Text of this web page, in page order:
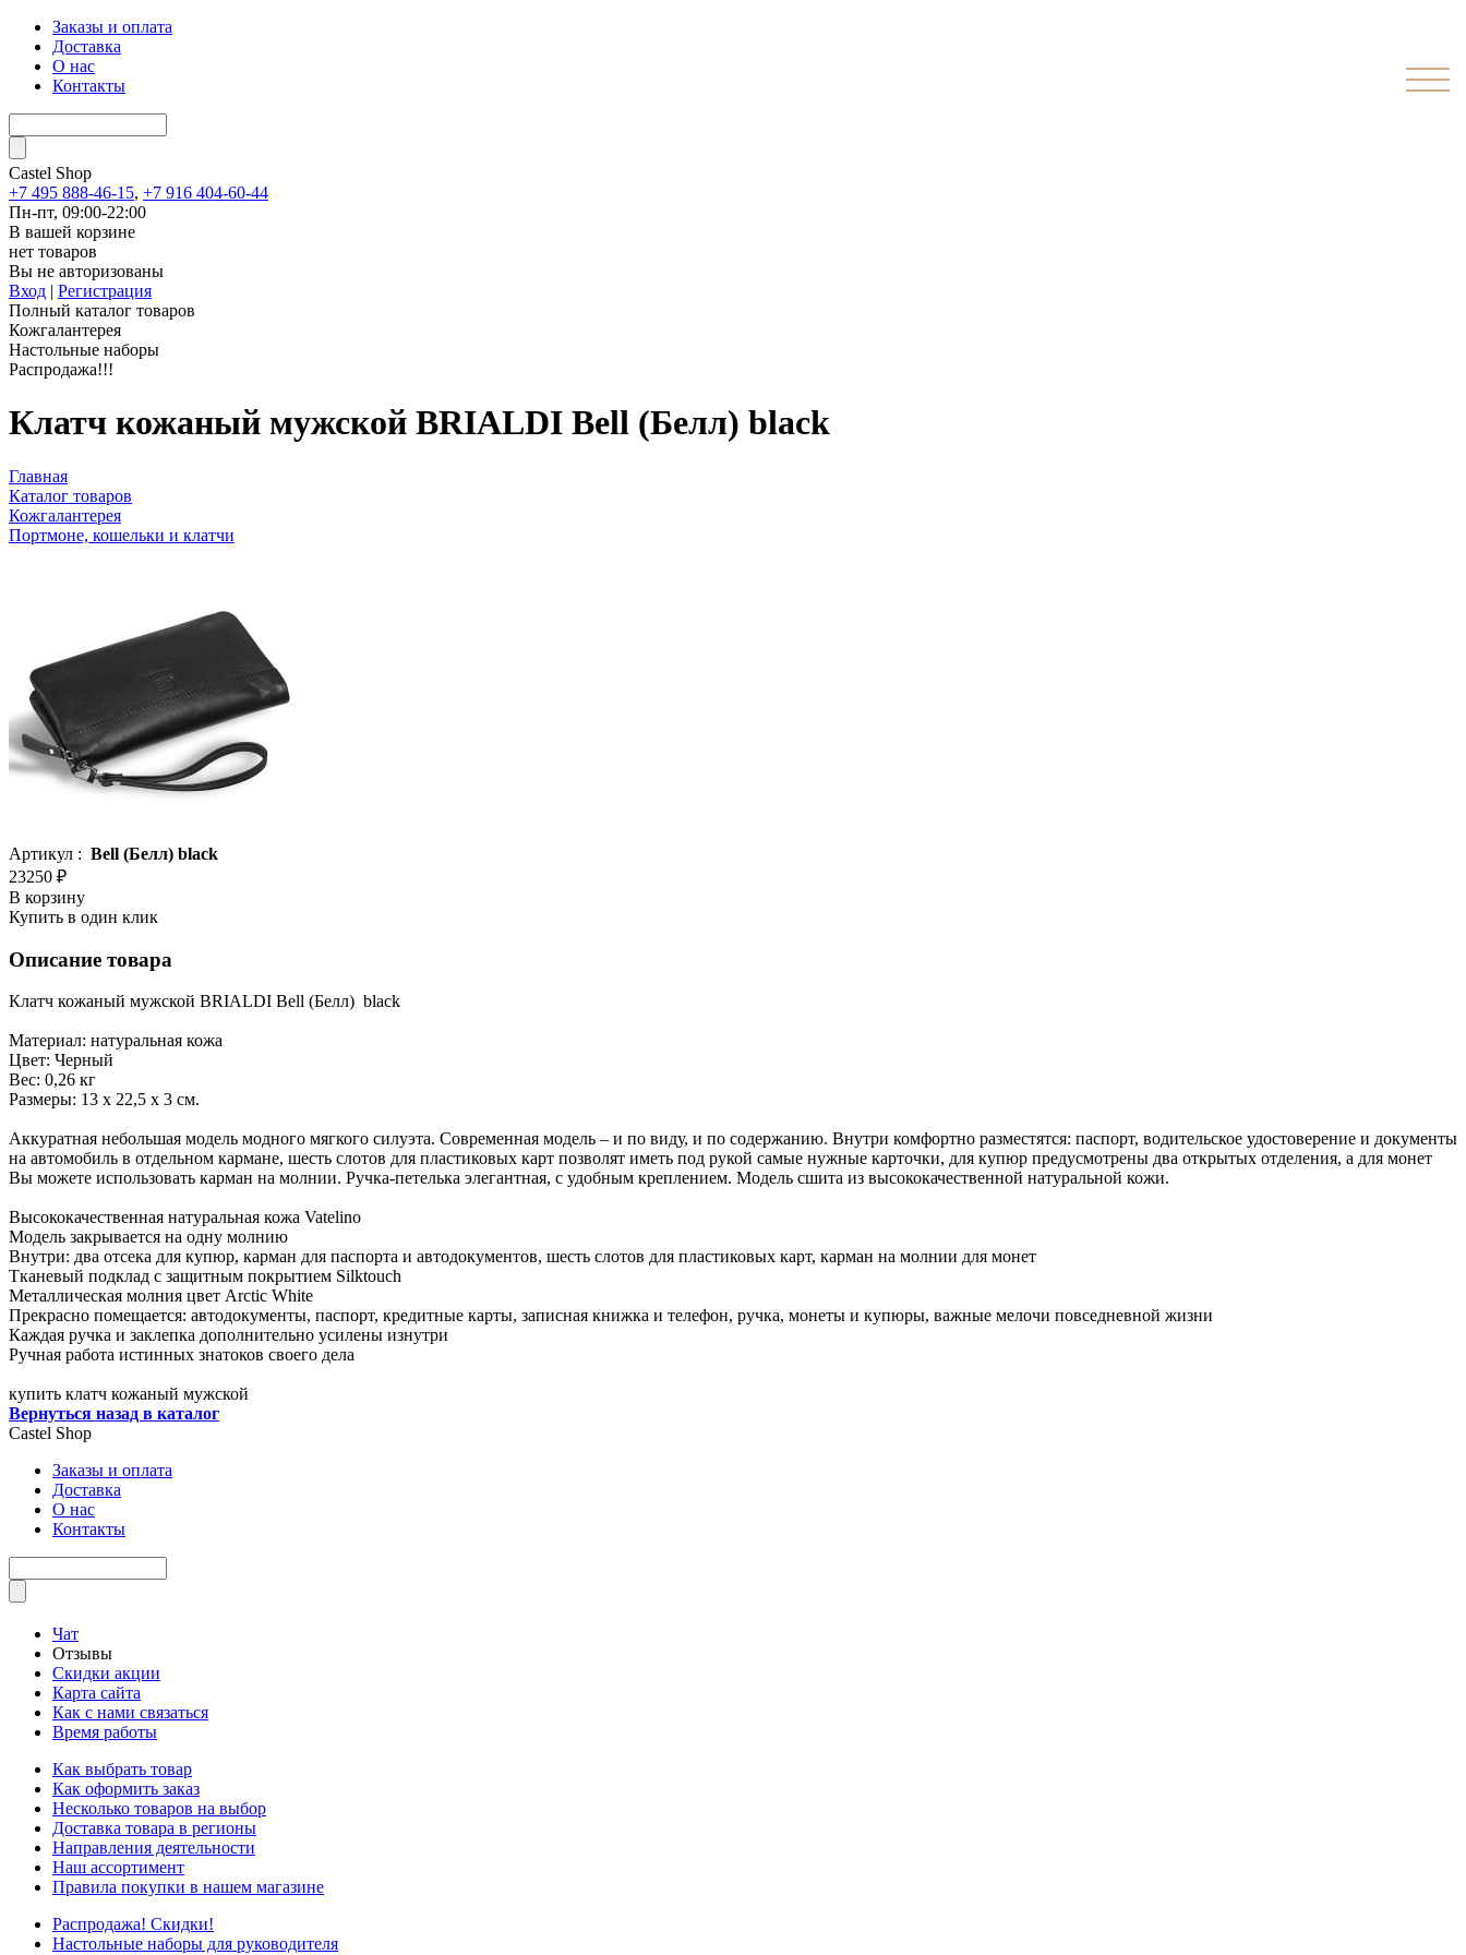
Заказы и оплата
Доставка
О нас
Контакты
Castel Shop
+7 495 888-46-15, +7 916 404-60-44
Пн-пт, 09:00-22:00
В вашей корзине
нет товаров
Вы не авторизованы
Вход | Регистрация
Полный каталог товаров
Кожгалантерея
Настольные наборы
Распродажа!!!
Клатч кожаный мужской BRIALDI Bell (Белл) black
Главная
Каталог товаров
Кожгалантерея
Портмоне, кошельки и клатчи
Артикул : Bell (Белл) black
23250 ₽
В корзину
Купить в один клик
Описание товара
Клатч кожаный мужской BRIALDI Bell (Белл) black
Материал: натуральная кожа
Цвет: Черный
Вес: 0,26 кг
Размеры: 13 х 22,5 х 3 см.
Аккуратная небольшая модель модного мягкого силуэта. Современная модель – и по виду, и по содержанию. Внутри комфортно разместятся: паспорт, водительское удостоверение и документы
на автомобиль в отдельном кармане, шесть слотов для пластиковых карт позволят иметь под рукой самые нужные карточки, для купюр предусмотрены два открытых отделения, а для монет
Вы можете использовать карман на молнии. Ручка-петелька элегантная, с удобным креплением. Модель сшита из высококачественной натуральной кожи.
Высококачественная натуральная кожа Vatelino
Модель закрывается на одну молнию
Внутри: два отсека для купюр, карман для паспорта и автодокументов, шесть слотов для пластиковых карт, карман на молнии для монет
Тканевый подклад с защитным покрытием Silktouch
Металлическая молния цвет Arctic White
Прекрасно помещается: автодокументы, паспорт, кредитные карты, записная книжка и телефон, ручка, монеты и купюры, важные мелочи повседневной жизни
Каждая ручка и заклепка дополнительно усилены изнутри
Ручная работа истинных знатоков своего дела
купить клатч кожаный мужской
Вернуться назад в каталог
Castel Shop
Заказы и оплата
Доставка
О нас
Контакты
Чат
Отзывы
Скидки акции
Карта сайта
Как с нами связаться
Время работы
Как выбрать товар
Как оформить заказ
Несколько товаров на выбор
Доставка товара в регионы
Направления деятельности
Наш ассортимент
Правила покупки в нашем магазине
Распродажа! Скидки!
Настольные наборы для руководителя